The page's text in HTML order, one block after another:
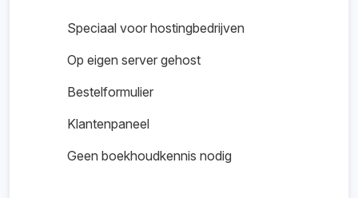
Speciaal voor hostingbedrijven
Op eigen server gehost
Bestelformulier
Klantenpaneel
Geen boekhoudkennis nodig